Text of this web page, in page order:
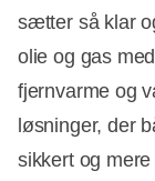
sætter så klar
olie og gas
fjernvarme og
løsninger, der
sikkert og